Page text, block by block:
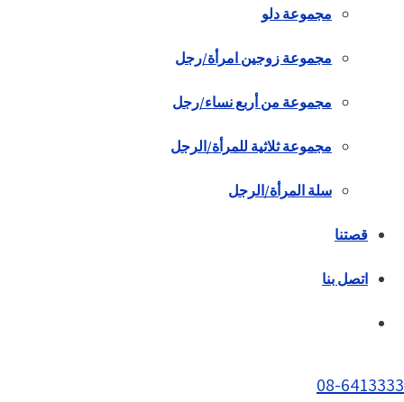
مجموعة دلو
مجموعة زوجين امرأة/رجل
مجموعة من أربع نساء/رجل
مجموعة ثلاثية للمرأة/الرجل
سلة المرأة/الرجل
قصتنا
اتصل بنا
08-6413333